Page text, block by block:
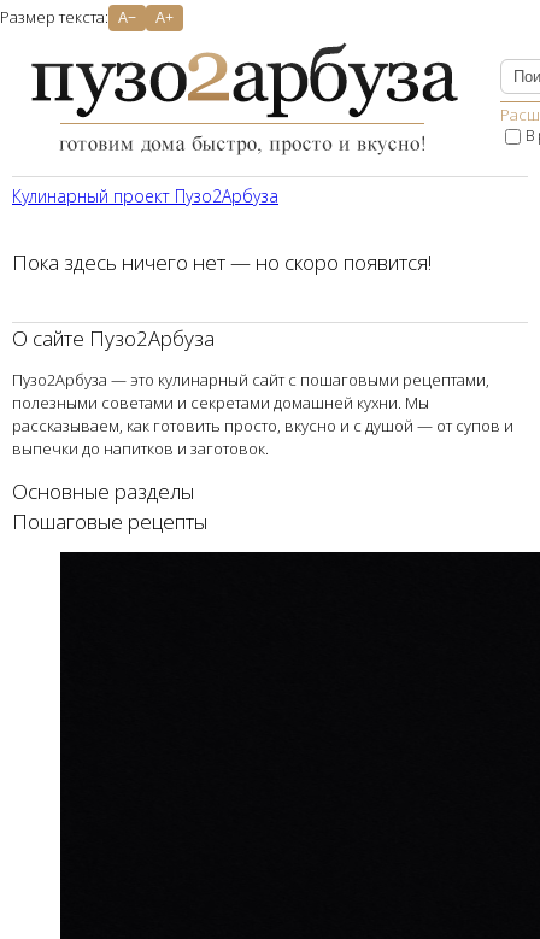
Размер текста: A− A+
В
Кулинарный проект Пузо2Aрбуза
Пока здесь ничего нет — но скоро появится!
О сайте Пузо2Арбуза
Пузо2Арбуза — это кулинарный сайт с пошаговыми рецептами,
полезными советами и секретами домашней кухни. Мы
рассказываем, как готовить просто, вкусно и с душой — от супов и
выпечки до напитков и заготовок.
Основные разделы
Пошаговые рецепты